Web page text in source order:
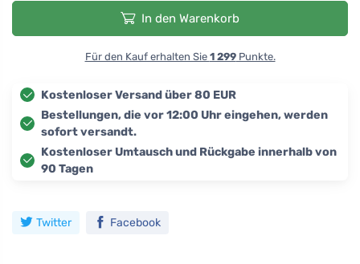
In den Warenkorb
Für den Kauf erhalten Sie 1 299Punkte.
Kostenloser Versand über 80 EUR
Bestellungen, die vor 12:00 Uhr eingehen, werden
sofort versandt.
Kostenloser Umtausch und Rückgabe innerhalb von
90 Tagen
Twitter Facebook